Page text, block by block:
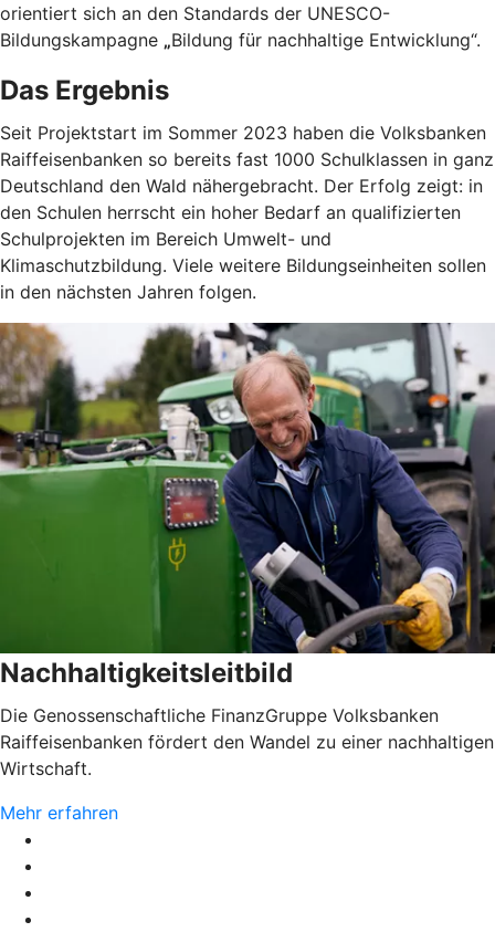
orientiert sich an den Standards der UNESCO-
Bildungskampagne „Bildung für nachhaltige Entwicklung“.
Das Ergebnis
Seit Projektstart im Sommer 2023 haben die Volksbanken
Raiffeisenbanken so bereits fast 1000 Schulklassen in ganz
Deutschland den Wald nähergebracht. Der Erfolg zeigt: in
den Schulen herrscht ein hoher Bedarf an qualifizierten
Schulprojekten im Bereich Umwelt- und
Klimaschutzbildung. Viele weitere Bildungseinheiten sollen
in den nächsten Jahren folgen.
Nachhaltigkeitsleitbild
Die Genossenschaftliche FinanzGruppe Volksbanken
Raiffeisenbanken fördert den Wandel zu einer nachhaltigen
Wirtschaft.
Mehr erfahren